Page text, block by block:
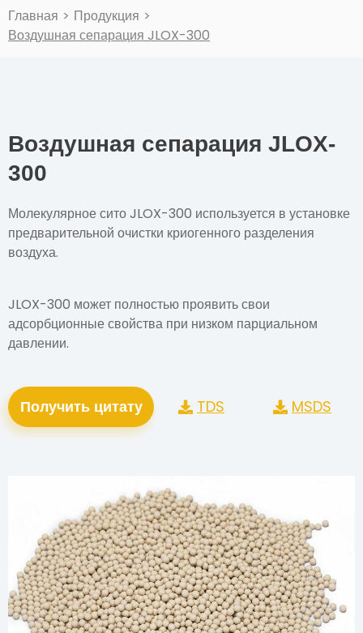
Главная > Продукция >
Воздушная сепарация JLOX-300
Воздушная сепарация JLOX-
300
Молекулярное сито JLOX-300 используется в установке
предварительной очистки криогенного разделения
воздуха.
JLOX-300 может полностью проявить свои
адсорбционные свойства при низком парциальном
давлении.
Получить цитату TDS MSDS